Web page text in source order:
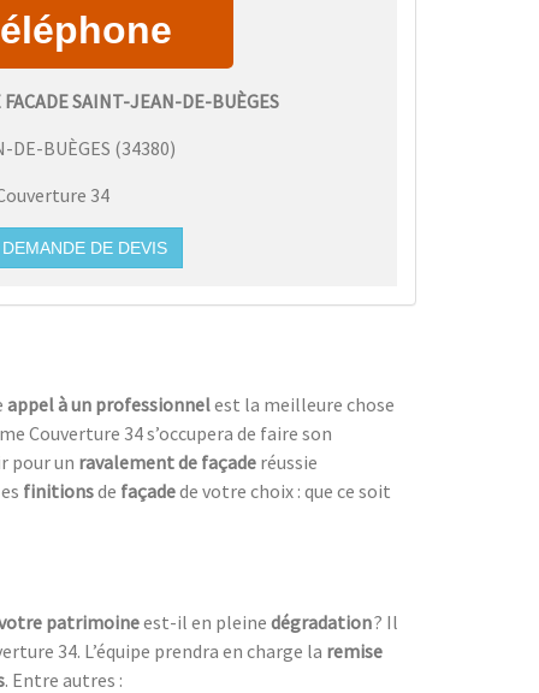
SAINT-JEAN-DE-BUÈGES
DE-BUÈGES (34380)
34
DE DEVIS
appel à un professionnelest la meilleure chose
Couverture 34 s’occupera de faire son
pour un ravalement de façade réussie
finitionsde façadede votre choix : que ce soit
patrimoineest-il en pleine dégradation? Il
34. L’équipe prendra en charge la remise
. Entre autres :